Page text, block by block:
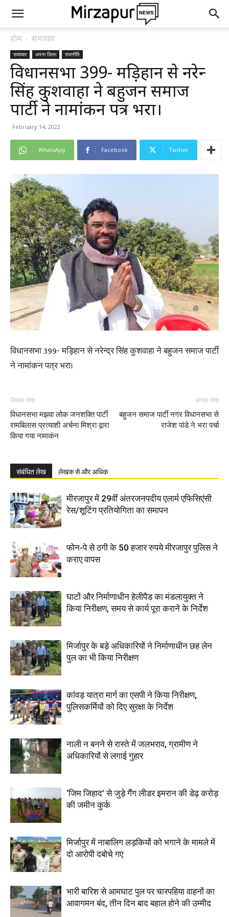
होम समाचार
समाचार अपना ज़िला राजनीति
विधानसभा 399- मड़िहान से नरेन्द्र
सिंह कुशवाहा ने बहुजन समाज
पार्टी ने नामांकन पत्र भरा।
February 14, 2022
WhatsApp Facebook Twitter
विधानसभा 399- मड़िहान से नरेन्द्र सिंह कुशवाहा ने बहुजन समाज पार्टी
ने नामांकन पत्र भरा।
पिछला लेख
विधानसभा मझवा लोक जनशक्ति पार्टी
रामबिलास प्रत्याशी अर्चना मिश्रा द्वारा
किया गया नामाकंन
अगला लेख
बहुजन समाज पार्टी नगर विधानसभा से
राजेश पांडे ने भरा पर्चा
संबंधित लेख लेखक से और अधिक
मीरजापुर में 29वीं अंतरजनपदीय एलार्म एफिसिएंसी
रेस/शूटिंग प्रतियोगिता का समापन
फोन-पे से ठगी के 50 हजार रुपये मीरजापुर पुलिस ने
कराए वापस
घाटों और निर्माणाधीन हेलीपैड का मंडलायुक्त ने
किया निरीक्षण, समय से कार्य पूरा कराने के निर्देश
मिर्जापुर के बड़े अधिकारियों ने निर्माणाधीन छह लेन
पुल का भी किया निरीक्षण
कांवड़ यात्रा मार्ग का एसपी ने किया निरीक्षण,
पुलिसकर्मियों को दिए सुरक्षा के निर्देश
नाली न बनने से रास्ते में जलभराव, ग्रामीण ने
अधिकारियों से लगाई गुहार
‘जिम जिहाद’ से जुड़े गैंग लीडर इमरान की डेढ़ करोड़
की जमीन कुर्क
मिर्जापुर में नाबालिग लड़कियों को भगाने के मामले में
दो आरोपी दबोचे गए
भारी बारिश से आमघाट पुल पर चारपहिया वाहनों का
आवागमन बंद, तीन दिन बाद बहाल होने की उम्मीद